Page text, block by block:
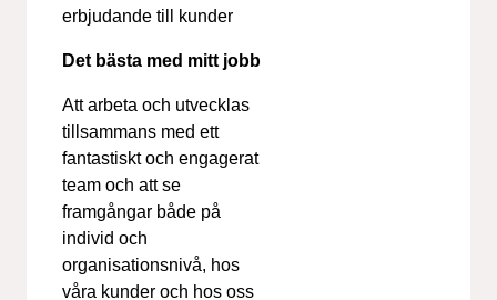
erbjudande till kunder
Det bästa med mitt jobb
Att arbeta och utvecklas
tillsammans med ett
fantastiskt och engagerat
team och att se
framgångar både på
individ och
organisationsnivå, hos
våra kunder och hos oss